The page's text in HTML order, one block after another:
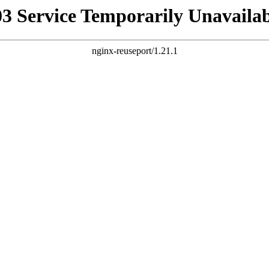
Service Temporarily
nginx-reuseport/1.21.1